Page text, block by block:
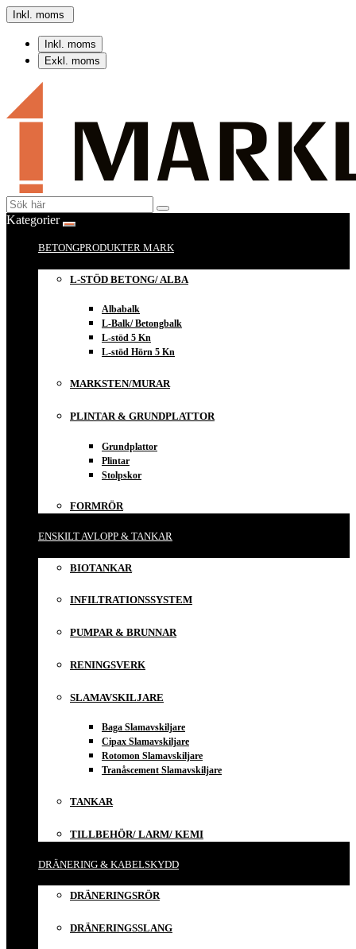
Inkl. moms
Inkl. moms
Exkl. moms
Kategorier
BETONGPRODUKTER MARK
L-STÖD BETONG/ ALBA
Albabalk
L-Balk/ Betongbalk
L-stöd 5 Kn
L-stöd Hörn 5 Kn
MARKSTEN/MURAR
PLINTAR & GRUNDPLATTOR
Grundplattor
Plintar
Stolpskor
FORMRÖR
ENSKILT AVLOPP & TANKAR
BIOTANKAR
INFILTRATIONSSYSTEM
PUMPAR & BRUNNAR
RENINGSVERK
SLAMAVSKILJARE
Baga Slamavskiljare
Cipax Slamavskiljare
Rotomon Slamavskiljare
Tranåscement Slamavskiljare
TANKAR
TILLBEHÖR/ LARM/ KEMI
DRÄNERING & KABELSKYDD
DRÄNERINGSRÖR
DRÄNERINGSSLANG